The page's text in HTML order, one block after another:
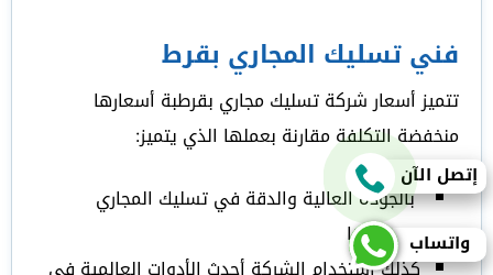
فني تسليك المجاري بقرط
تتميز أسعار شركة تسليك مجاري بقرطبة أسعارها
منخفضة التكلفة مقارنة بعملها الذي يتميز:
بالجودة العالية والدقة في تسليك المجاري
وتنظيفها
إتصل الآن
واتساب